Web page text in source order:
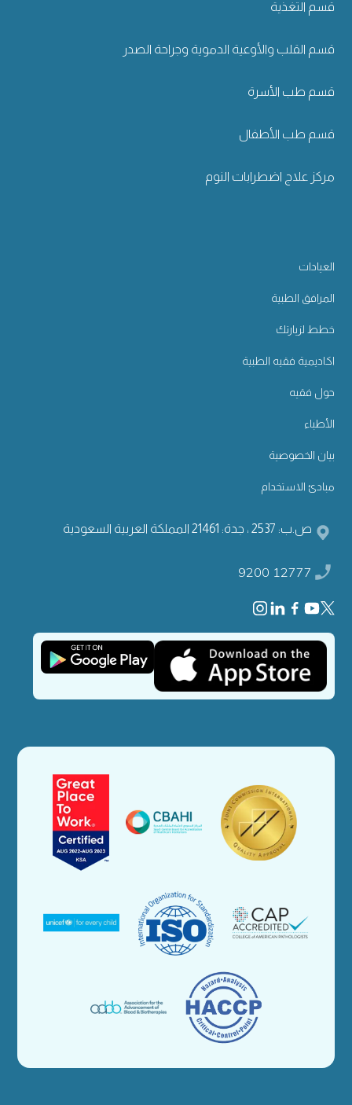
قسم التغذية
قسم القلب والأوعية الدموية وجراحة الصدر
قسم طب الأسرة
قسم طب الأطفال
مركز علاج اضطرابات النوم
العيادات
المرافق الطبية
خطط لزيارتك
اكاديمية فقيه الطبية
حول فقيه
الأطباء
بيان الخصوصية
مبادئ الاستخدام
ص.ب: 2537 ، جدة: 21461 المملكة العربية السعودية
9200 12777